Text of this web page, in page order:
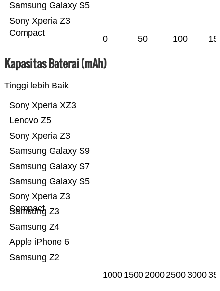
Sony Xperia Z3
Compact
Samsung Galaxy S5
0 50 100
Kapasitas Baterai (mAh)
Tinggi lebih Baik
Samsung Z2
Apple iPhone 6
Samsung Z4
Samsung Z3
Sony Xperia Z3
Compact
Samsung Galaxy S5
Samsung Galaxy S7
Samsung Galaxy S9
Sony Xperia Z3
Lenovo Z5
Sony Xperia XZ3
1000 1500200025003000